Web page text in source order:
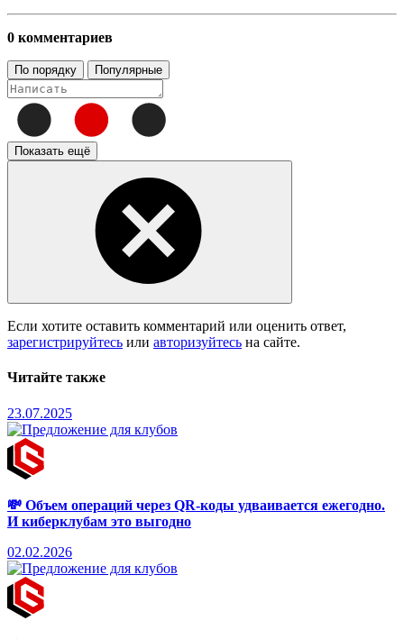
0 комментариев
По порядку Популярные
Показать ещё
Если хотите оставить комментарий или оценить ответ,
зарегистрируйтесь или авторизуйтесь на сайте.
Читайте также
23.07.2025
💸 Объем операций через QR-коды удваивается ежегодно.
И киберклубам это выгодно
02.02.2026